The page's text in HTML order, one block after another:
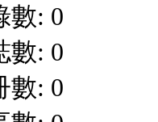
數: 0
數: 0
數: 0